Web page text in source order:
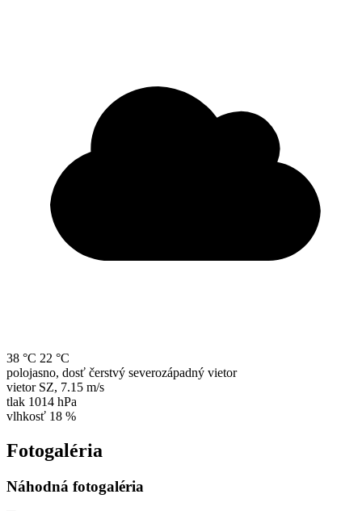
38 °C 22 °C
polojasno, dosť čerstvý severozápadný vietor
vietor SZ, 7.15 m/s
tlak 1014 hPa
vlhkosť 18 %
Fotogaléria
Náhodná fotogaléria